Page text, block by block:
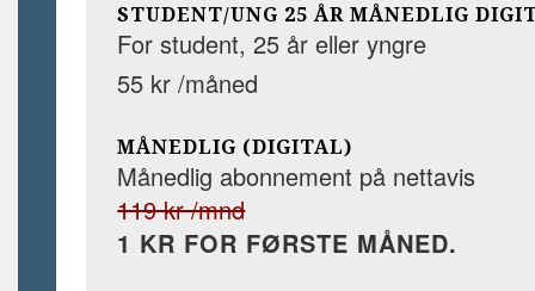
STUDENT/UNG 25 ÅR MÅNEDLIG
For student, 25 år eller yngre
55 kr /måned
MÅNEDLIG (DIGITAL)
Månedlig abonnement på nettavis
119 kr /mnd
1 KR FOR FØRSTE MÅNED.